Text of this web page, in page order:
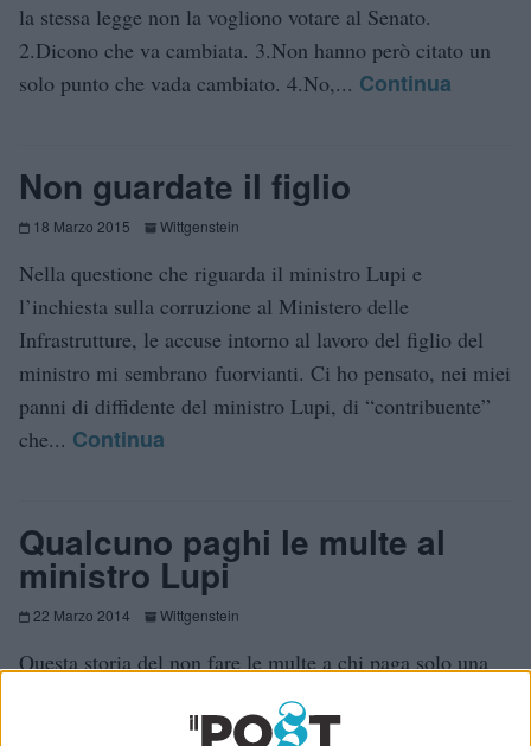
la stessa legge non la vogliono votare al Senato.
2.Dicono che va cambiata. 3.Non hanno però citato un
solo punto che vada cambiato. 4.No,... Continua
Non guardate il figlio
18 Marzo 2015 Wittgenstein
Nella questione che riguarda il ministro Lupi e
l’inchiesta sulla corruzione al Ministero delle
Infrastrutture, le accuse intorno al lavoro del figlio del
ministro mi sembrano fuorvianti. Ci ho pensato, nei miei
panni di diffidente del ministro Lupi, di “contribuente”
che... Continua
Qualcuno paghi le multe al
ministro Lupi
22 Marzo 2014 Wittgenstein
Questa storia del non fare le multe a chi paga solo una
quota del parcheggio a pagamento, non è palesemente
assurda? Voglio dire, se uno si astrae dal suo